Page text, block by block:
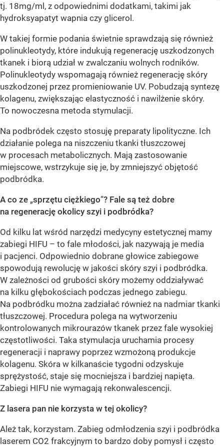
tj. 18mg/ml, z odpowiednimi dodatkami, takimi jak
hydroksyapatyt wapnia czy glicerol.
W takiej formie podania świetnie sprawdzają się również
polinukleotydy, które indukują regenerację uszkodzonych
tkanek i biorą udział w zwalczaniu wolnych rodników.
Polinukleotydy wspomagają również regenerację skóry
uszkodzonej przez promieniowanie UV. Pobudzają syntezę
kolagenu, zwiększając elastyczność i nawilżenie skóry.
To nowoczesna metoda stymulacji.
Na podbródek często stosuję preparaty lipolityczne. Ich
działanie polega na niszczeniu tkanki tłuszczowej
w procesach metabolicznych. Mają zastosowanie
miejscowe, wstrzykuje się je, by zmniejszyć objętość
podbródka.
A co ze „sprzętu ciężkiego”? Fale są też dobre
na regenerację okolicy szyi i podbródka?
Od kilku lat wśród narzędzi medycyny estetycznej mamy
zabiegi HIFU – to fale młodości, jak nazywają je media
i pacjenci. Odpowiednio dobrane głowice zabiegowe
spowodują rewolucję w jakości skóry szyi i podbródka.
W zależności od grubości skóry możemy oddziaływać
na kilku głębokościach podczas jednego zabiegu.
Na podbródku można zadziałać również na nadmiar tkanki
tłuszczowej. Procedura polega na wytworzeniu
kontrolowanych mikrourazów tkanek przez fale wysokiej
częstotliwości. Taka stymulacja uruchamia procesy
regeneracji i naprawy poprzez wzmożoną produkcje
kolagenu. Skóra w kilkanaście tygodni odzyskuje
sprężystość, staje się mocniejsza i bardziej napięta.
Zabiegi HIFU nie wymagają rekonwalescencji.
Z lasera pan nie korzysta w tej okolicy?
Ależ tak, korzystam. Zabieg odmłodzenia szyi i podbródka
laserem CO2 frakcyjnym to bardzo doby pomysł i często